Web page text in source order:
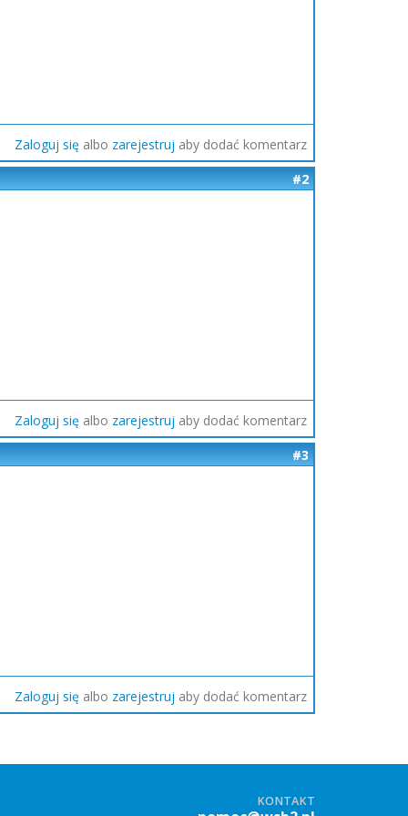
Zaloguj się albo zarejestruj aby dodać komentarz
#2
Zaloguj się albo zarejestruj aby dodać komentarz
#3
Zaloguj się albo zarejestruj aby dodać komentarz
KONTAKT